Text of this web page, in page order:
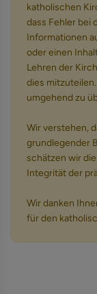
katholischen
dass Fehler bei
Informationen
oder einen
Lehren der
dies
umgehend zu
Wir verstehen,
grundlegender
schätzen wir
Integrität der
Wir danken
für den